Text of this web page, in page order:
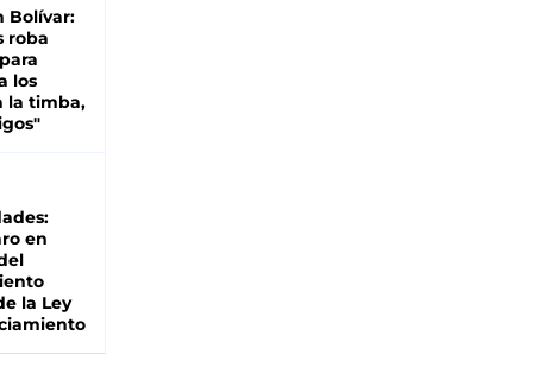
Bolívar:
roba
los
la timba,
en
la Ley